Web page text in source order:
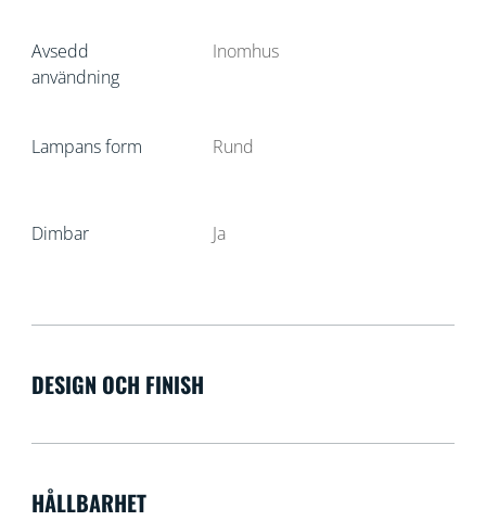
Avsedd
användning
Inomhus
Lampans form Rund
Dimbar Ja
DESIGN OCH FINISH
HÅLLBARHET